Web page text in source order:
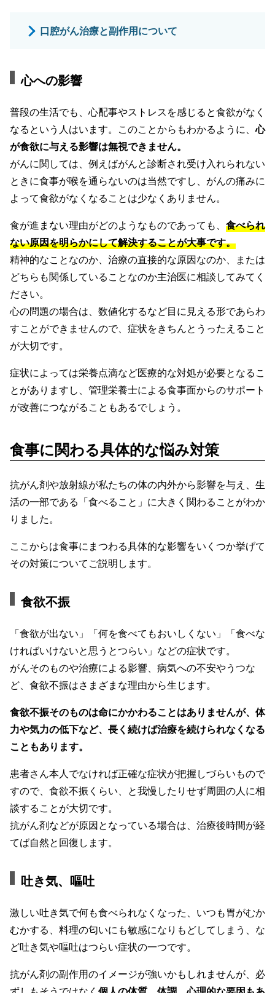
口腔がん治療と副作用について
心への影響
普段の生活でも、心配事やストレスを感じると食欲がなく
なるという人はいます。このことからもわかるように、心
が食欲に与える影響は無視できません。
がんに関しては、例えばがんと診断され受け入れられない
ときに食事が喉を通らないのは当然ですし、がんの痛みに
よって食欲がなくなることは少なくありません。
食が進まない理由がどのようなものであっても、 食べられ
ない原因を明らかにして解決することが大事です。
精神的なことなのか、治療の直接的な原因なのか、または
どちらも関係していることなのか主治医に相談してみてく
ださい。
心の問題の場合は、数値化するなど目に見える形であらわ
すことができませんので、症状をきちんとうったえること
が大切です。
症状によっては栄養点滴など医療的な対処が必要となるこ
とがありますし、管理栄養士による食事面からのサポート
が改善につながることもあるでしょう。
食事に関わる具体的な悩み対策
抗がん剤や放射線が私たちの体の内外から影響を与え、生
活の一部である「食べること」に大きく関わることがわか
りました。
ここからは食事にまつわる具体的な影響をいくつか挙げて
その対策についてご説明します。
食欲不振
「食欲が出ない」「何を食べてもおいしくない」「食べな
ければいけないと思うとつらい」などの症状です。
がんそのものや治療による影響、病気への不安やうつな
ど、食欲不振はさまざまな理由から生じます。
食欲不振そのものは命にかかわることはありませんが、体
力や気力の低下など、長く続けば治療を続けられなくなる
こともあります。
患者さん本人でなければ正確な症状が把握しづらいもので
すので、食欲不振くらい、と我慢したりせず周囲の人に相
談することが大切です。
抗がん剤などが原因となっている場合は、治療後時間が経
てば自然と回復します。
吐き気、嘔吐
激しい吐き気で何も食べられなくなった、いつも胃がむか
むかする、料理の匂いにも敏感になりもどしてしまう、な
ど吐き気や嘔吐はつらい症状の一つです。
抗がん剤の副作用のイメージが強いかもしれませんが、必